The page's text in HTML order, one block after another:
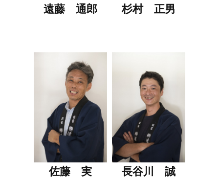
遠藤 通郎 杉村 正男
佐藤 実 長谷川 誠